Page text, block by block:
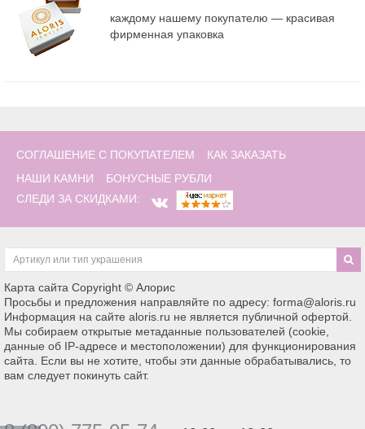
каждому нашему покупателю — красивая
фирменная упаковка
СОГЛАШЕНИЕ С ПОКУПАТЕЛЕМ
КАК ЗАКАЗАТЬ
НАШИ КАМНИ
БОНУСНЫЕ РУБЛИ
СЛЕДИ ЗА СКИДКАМИ:
Карта сайта Copyright © Алорис
Просьбы и предложения направляйте по адресу: forma@aloris.ru
Информация на сайте aloris.ru не является публичной офертой.
Мы собираем открытые метаданные пользователей (cookie,
данные об IP-адресе и местоположении) для функционирования
сайта. Если вы не хотите, чтобы эти данные обрабатывались, то
вам следует покинуть сайт.